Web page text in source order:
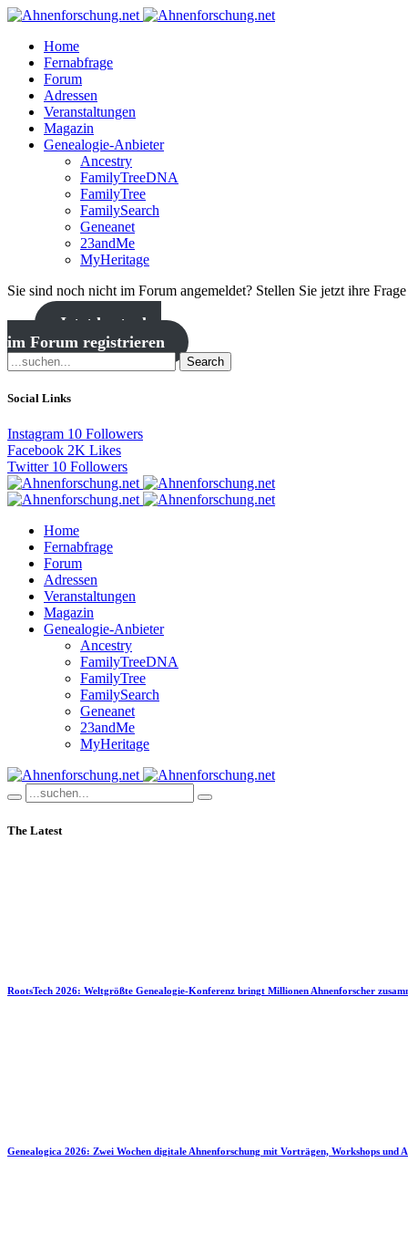
Home
Fernabfrage
Forum
Adressen
Veranstaltungen
Magazin
Genealogie-Anbieter
Ancestry
FamilyTreeDNA
FamilyTree
FamilySearch
Geneanet
23andMe
MyHeritage
Sie sind noch nicht im Forum angemeldet? Stellen Sie jetzt ihre
Jetzt kostenlos
im Forum registrieren
Search
Social Links
Instagram 10 Followers
Facebook 2K Likes
Twitter 10 Followers
Home
Fernabfrage
Forum
Adressen
Veranstaltungen
Magazin
Genealogie-Anbieter
Ancestry
FamilyTreeDNA
FamilyTree
FamilySearch
Geneanet
23andMe
MyHeritage
The Latest
RootsTech 2026: Weltgrößte Genealogie-Konferenz bringt Millionen Ahnenforscher
Genealogica 2026: Zwei Wochen digitale Ahnenforschung mit Vorträgen, Workshops und